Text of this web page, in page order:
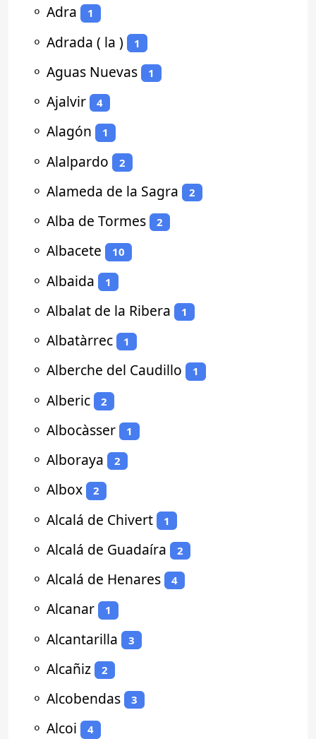
⚬ Adra 1
⚬ Adrada ( la ) 1
⚬ Aguas Nuevas 1
⚬ Ajalvir 4
⚬ Alagón 1
⚬ Alalpardo 2
⚬ Alameda de la Sagra 2
⚬ Alba de Tormes 2
⚬ Albacete 10
⚬ Albaida 1
⚬ Albalat de la Ribera 1
⚬ Albatàrrec 1
⚬ Alberche del Caudillo 1
⚬ Alberic 2
⚬ Albocàsser 1
⚬ Alboraya 2
⚬ Albox 2
⚬ Alcalá de Chivert 1
⚬ Alcalá de Guadaíra 2
⚬ Alcalá de Henares 4
⚬ Alcanar 1
⚬ Alcantarilla 3
⚬ Alcañiz 2
⚬ Alcobendas 3
⚬ Alcoi 4